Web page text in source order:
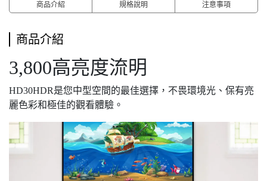
商品介紹 規格說明 注意事項
商品介紹
3,800高亮度流明
HD30HDR是您中型空間的最佳選擇，不畏環境光、保有亮
麗色彩和極佳的觀看體驗。